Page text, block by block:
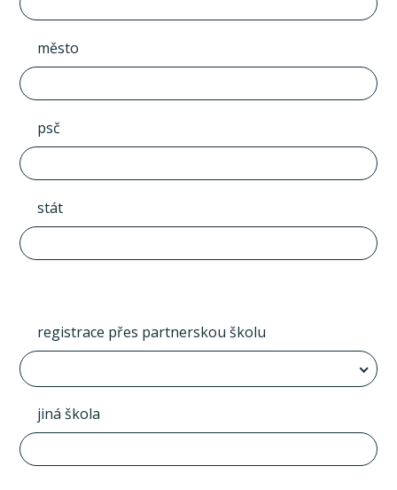
město
psč
stát
registrace přes partnerskou školu
jiná škola